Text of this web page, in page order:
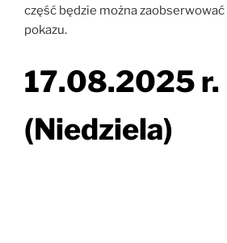
część będzie można
pokazu.
17.08.2025 r.
(Niedziela)